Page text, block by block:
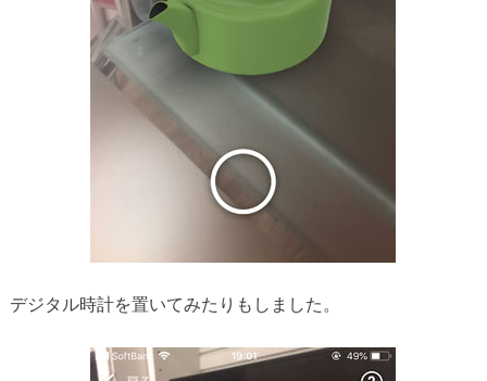
デジタル時計を置いてみたりもしました。